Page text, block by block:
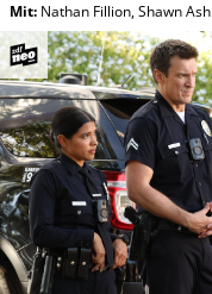
Mit: Nathan Fillion,Shawn